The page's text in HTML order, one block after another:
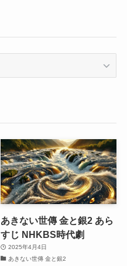
あきない世傳 金と銀2 あら
すじ NHKBS時代劇
2025年4月4日
あきない世傳 金と銀2